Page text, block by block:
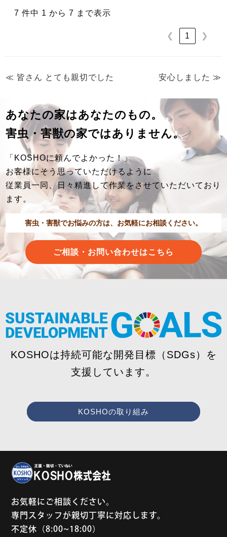
7 件中 1 から 7 まで表示
❮ 1 ❯
≪ 皆さん とても親切でした 安心しました ≫
あなたの家はあなたのもの。
害虫・害獣の家ではありません。
「KOSHOに頼んでよかった！」
お客様にそう思っていただけるように
従業員一同、日々精進して作業をさせていただいており
ます。
害虫・害獣でお悩みの方は、お気軽にお相談ください。
ご相談・お問い合わせはこちら
KOSHOは持続可能な開発目標（SDGs）を
支援しています。
KOSHOの取り組み
お気軽にご相談ください。
専門スタッフが親切丁寧に対応します。
不定休（8:00~18:00）